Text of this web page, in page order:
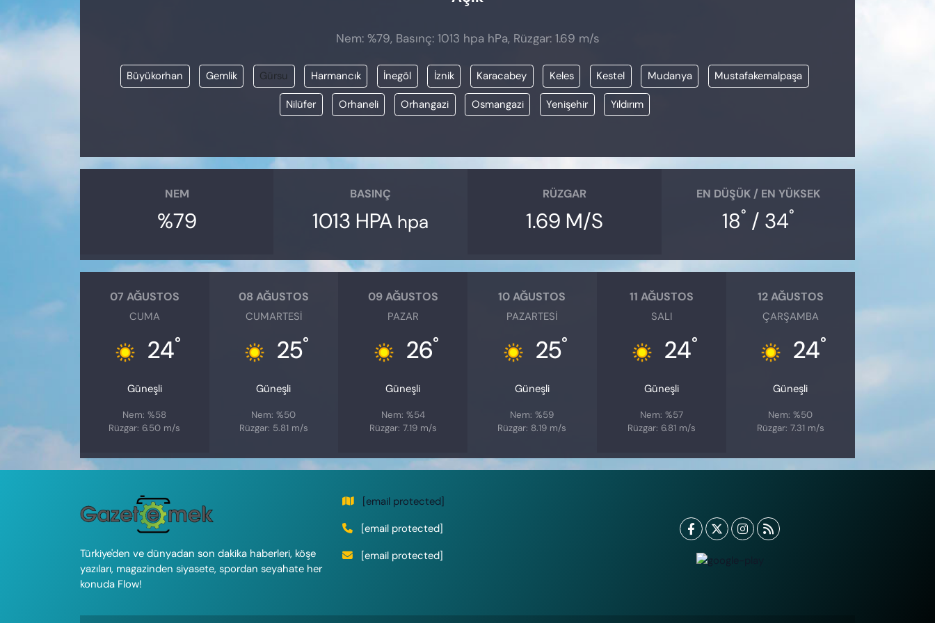
Nem: %79, Basınç: 1013 hpa hPa, Rüzgar: 1.69 m/s
Büyükorhan Gemlik Gürsu Harmancık İnegöl İznik Karacabey Keles Kestel Mudanya Mustafakemalpaşa
Nilüfer Orhaneli Orhangazi Osmangazi Yenişehir Yıldırım
NEM
%79
BASINÇ
1013 HPA hpa
RÜZGAR
1.69 M/S
EN DÜŞÜK / EN YÜKSEK
18° / 34°
07 AĞUSTOS
CUMA
24°
Güneşli
Nem: %58
Rüzgar: 6.50 m/s
08 AĞUSTOS
CUMARTESI
25°
Güneşli
Nem: %50
Rüzgar: 5.81 m/s
09 AĞUSTOS
PAZAR
26°
Güneşli
Nem: %54
Rüzgar: 7.19 m/s
10 AĞUSTOS
PAZARTESI
25°
Güneşli
Nem: %59
Rüzgar: 8.19 m/s
11 AĞUSTOS
SALI
24°
Güneşli
Nem: %57
Rüzgar: 6.81 m/s
12 AĞUSTOS
ÇARŞAMBA
24°
Güneşli
Nem: %50
Rüzgar: 7.31 m/s
Türkiye'den ve dünyadan son dakika haberleri, köşe
yazıları, magazinden siyasete, spordan seyahate her
konuda Flow!
[email protected]
[email protected]
[email protected]
VAN VE DİYARBAKIR HABERLERİ